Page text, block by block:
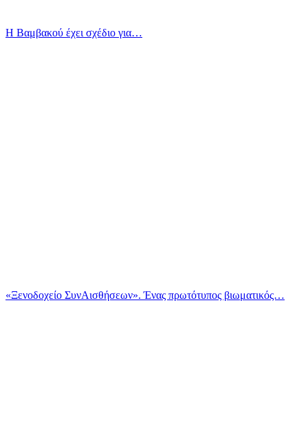
Η Βαμβακού έχει σχέδιο για…
«Ξενοδοχείο ΣυνΑισθήσεων». Ένας πρωτότυπος βιωματικός…